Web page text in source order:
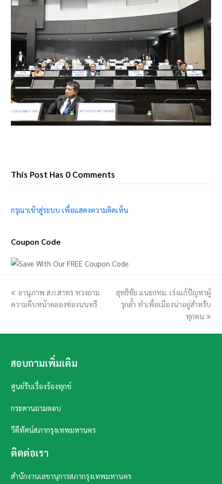
This Post Has 0 Comments
กรุณาเข้าสู่ระบบ เพื่อแสดงความคิดเห็น
Coupon Code
previous
post:
อานุภาพ ส.ก.สาทร ทวงถาม
ความคืบหน้าคลองช่องนนทรี
next
post:
สุทธิชัย แนะกทม. เร่งแก้ปัญหาผู้
รุกล้ำ ทำเพื่อเมืองน่าอยู่สำหรับ
ทุกคน
สอบถามเพิ่มเติม
ศูนย์รับเรื่องร้องทุกข์
กระดานถามตอบ
วีดีทัศน์สภากรุงเทพมหานคร
ติดต่อเรา
สำนักงานเลขานุการสภากรุงเทพมหานคร